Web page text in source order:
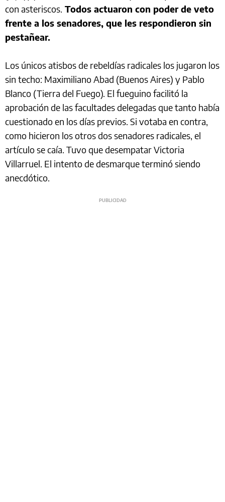
con asteriscos. Todos actuaron con poder de veto
frente a los senadores, que les respondieron sin
pestañear.
Los únicos atisbos de rebeldías radicales los jugaron los
sin techo: Maximiliano Abad (Buenos Aires) y Pablo
Blanco (Tierra del Fuego). El fueguino facilitó la
aprobación de las facultades delegadas que tanto había
cuestionado en los días previos. Si votaba en contra,
como hicieron los otros dos senadores radicales, el
artículo se caía. Tuvo que desempatar Victoria
Villarruel. El intento de desmarque terminó siendo
anecdótico.